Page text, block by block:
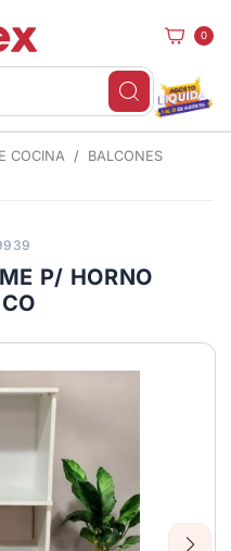
0
COCINA
BALCONES
P/ HORNO
Next